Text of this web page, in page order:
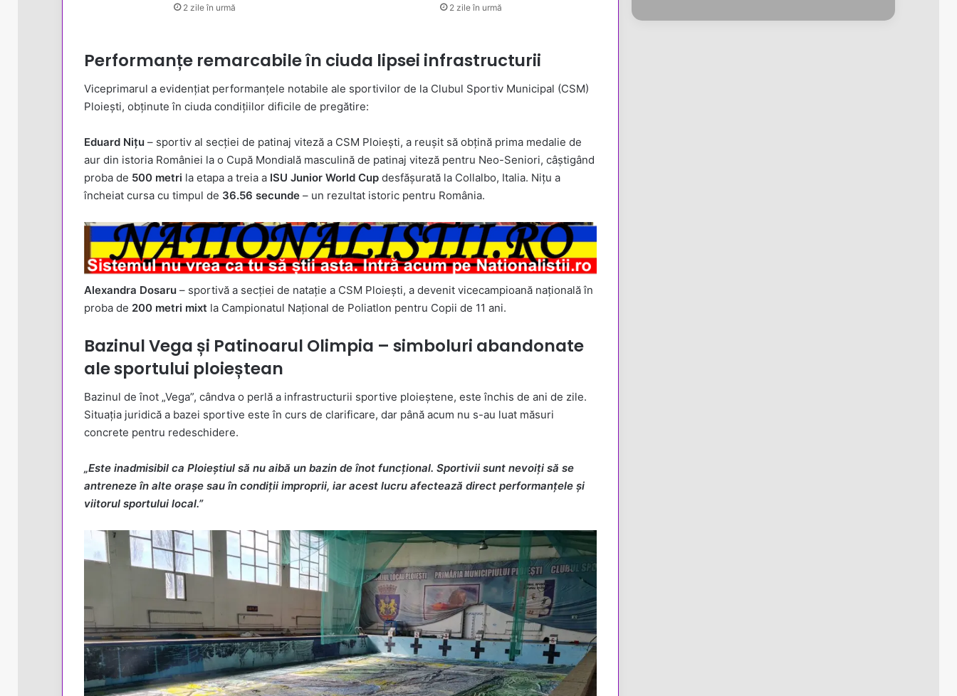
2 zile în urmă 2 zile în urmă
Performanțe remarcabile în ciuda lipsei infrastructurii
Viceprimarul a evidențiat performanțele notabile ale sportivilor de la Clubul Sportiv Municipal (CSM)
Ploiești, obținute în ciuda condițiilor dificile de pregătire:
Eduard Nițu – sportiv al secției de patinaj viteză a CSM Ploiești, a reușit să obțină prima medalie de
aur din istoria României la o Cupă Mondială masculină de patinaj viteză pentru Neo-Seniori, câștigând
proba de 500 metri la etapa a treia a ISU Junior World Cup desfășurată la Collalbo, Italia. Nițu a
încheiat cursa cu timpul de 36.56 secunde – un rezultat istoric pentru România.
Alexandra Dosaru – sportivă a secției de natație a CSM Ploiești, a devenit vicecampioană națională în
proba de 200 metri mixt la Campionatul Național de Poliatlon pentru Copii de 11 ani.
Bazinul Vega și Patinoarul Olimpia – simboluri abandonate
ale sportului ploieștean
Bazinul de înot „Vega”, cândva o perlă a infrastructurii sportive ploieștene, este închis de ani de zile.
Situația juridică a bazei sportive este în curs de clarificare, dar până acum nu s-au luat măsuri
concrete pentru redeschidere.
„Este inadmisibil ca Ploieștiul să nu aibă un bazin de înot funcțional. Sportivii sunt nevoiți să se
antreneze în alte orașe sau în condiții improprii, iar acest lucru afectează direct performanțele și
viitorul sportului local.”